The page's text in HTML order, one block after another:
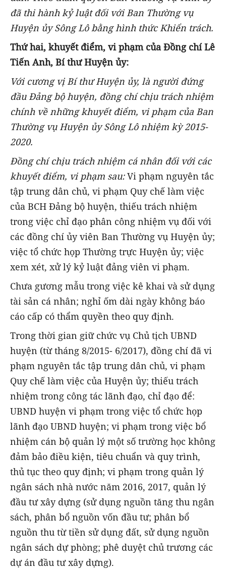
đã thi hành kỷ luật đối với Ban Thường vụ
Huyện ủy Sông Lô bằng hình thức Khiển trách.
Thứ hai, khuyết điểm, vi phạm của Đồng chí Lê
Tiến Anh, Bí thư Huyện ủy:
Với cương vị Bí thư Huyện ủy, là người đứng
đầu Đảng bộ huyện, đồng chí chịu trách nhiệm
chính về những khuyết điểm, vi phạm của Ban
Thường vụ Huyện ủy Sông Lô nhiệm kỳ 2015-
2020.
Đồng chí chịu trách nhiệm cá nhân đối với các
khuyết điểm, vi phạm sau:Vi phạm nguyên tắc
tập trung dân chủ, vi phạm Quy chế làm việc
của BCH Đảng bộ huyện, thiếu trách nhiệm
trong việc chỉ đạo phân công nhiệm vụ đối với
các đồng chí ủy viên Ban Thường vụ Huyện ủy;
việc tổ chức họp Thường trực Huyện ủy; việc
xem xét, xử lý kỷ luật đảng viên vi phạm.
Chưa gương mẫu trong việc kê khai và sử dụng
tài sản cá nhân; nghỉ ốm dài ngày không báo
cáo cấp có thẩm quyền theo quy định.
Trong thời gian giữ chức vụ Chủ tịch UBND
huyện (từ tháng 8/2015- 6/2017), đồng chí đã vi
phạm nguyên tắc tập trung dân chủ, vi phạm
Quy chế làm việc của Huyện ủy; thiếu trách
nhiệm trong công tác lãnh đạo, chỉ đạo để:
UBND huyện vi phạm trong việc tổ chức họp
lãnh đạo UBND huyện; vi phạm trong việc bổ
nhiệm cán bộ quản lý một số trường học không
đảm bảo điều kiện, tiêu chuẩn và quy trình,
thủ tục theo quy định; vi phạm trong quản lý
ngân sách nhà nước năm 2016, 2017, quản lý
đầu tư xây dựng (sử dụng nguồn tăng thu ngân
sách, phân bổ nguồn vốn đầu tư; phân bổ
nguồn thu từ tiền sử dụng đất, sử dụng nguồn
ngân sách dự phòng; phê duyệt chủ trương các
dự án đầu tư xây dựng).